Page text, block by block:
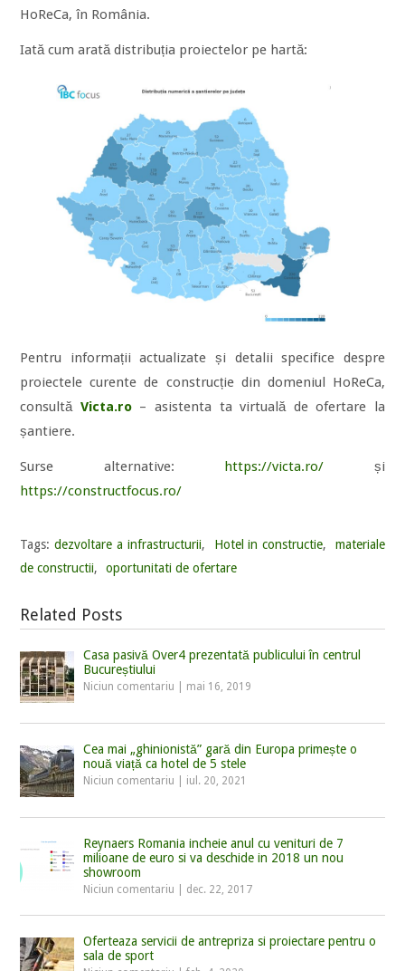
HoReCa, în România.
Iată cum arată distribuția proiectelor pe hartă:
Pentru informații actualizate și detalii specifice despre
proiectele curente de construcție din domeniul HoReCa,
consultă Victa.ro– asistenta ta virtuală de ofertare la
șantiere.
Surse alternative: https://victa.ro/ și
https://constructfocus.ro/
Tags: dezvoltare a infrastructurii, Hotel in constructie,
materiale
de constructii, oportunitati de ofertare
Related Posts
Casa pasivă Over4 prezentată publicului în centrul
Bucureștiului
Niciun comentariu mai 16, 2019
Cea mai „ghinionistă” gară din Europa primește o
nouă viață ca hotel de 5 stele
Niciun comentariu iul. 20, 2021
Reynaers Romania incheie anul cu venituri de 7
milioane de euro si va deschide in 2018 un nou
showroom
Niciun comentariu dec. 22, 2017
Oferteaza servicii de antrepriza si proiectare pentru o
sala de sport